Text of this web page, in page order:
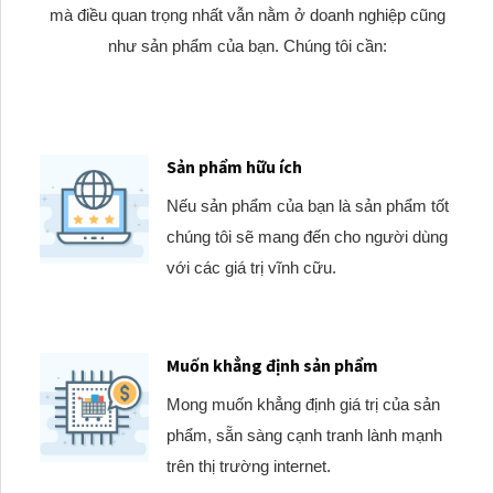
mà điều quan trọng nhất vẫn nằm ở doanh nghiệp cũng
như sản phẩm của bạn. Chúng tôi cần:
Sản phẩm hữu ích
Nếu sản phẩm của bạn là sản phẩm tốt
chúng tôi sẽ mang đến cho người dùng
với các giá trị vĩnh cữu.
Muốn khẳng định sản phẩm
Mong muốn khẳng định giá trị của sản
phẩm, sẵn sàng cạnh tranh lành mạnh
trên thị trường internet.